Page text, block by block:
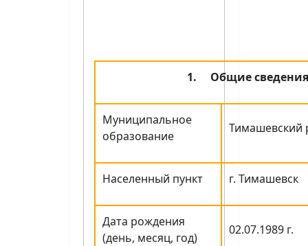
1. Общие сведения
Муниципальное
образование
Тимашевский
Населенный пункт г. Тимашевск
Дата рождения
(день, месяц, год)
02.07.1989 г.